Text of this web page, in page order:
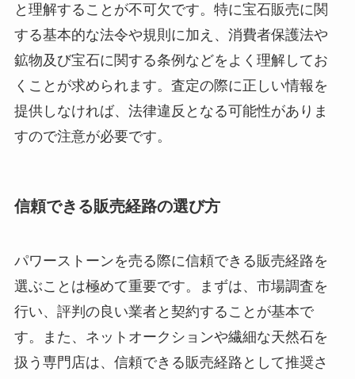
と理解することが不可欠です。特に宝石販売に関
する基本的な法令や規則に加え、消費者保護法や
鉱物及び宝石に関する条例などをよく理解してお
くことが求められます。査定の際に正しい情報を
提供しなければ、法律違反となる可能性がありま
すので注意が必要です。
信頼できる販売経路の選び方
パワーストーンを売る際に信頼できる販売経路を
選ぶことは極めて重要です。まずは、市場調査を
行い、評判の良い業者と契約することが基本で
す。また、ネットオークションや繊細な天然石を
扱う専門店は、信頼できる販売経路として推奨さ